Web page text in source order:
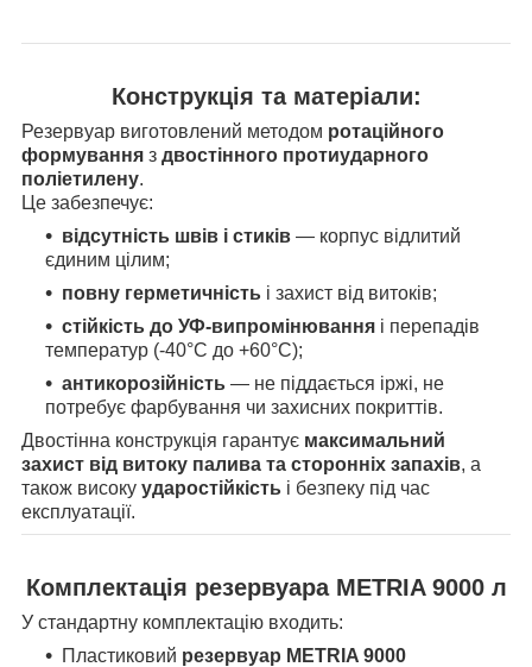
Конструкція та матеріали:
Резервуар виготовлений методом ротаційного
формування з двостінного протиударного
поліетилену.
Це забезпечує:
відсутність швів і стиків — корпус відлитий
єдиним цілим;
повну герметичність і захист від витоків;
стійкість до УФ-випромінювання і перепадів
температур (-40°C до +60°C);
антикорозійність — не піддається іржі, не
потребує фарбування чи захисних покриттів.
Двостінна конструкція гарантує максимальний
захист від витоку палива та сторонніх запахів, а
також високу ударостійкість і безпеку під час
експлуатації.
Комплектація резервуара METRIA 9000 л
У стандартну комплектацію входить:
Пластиковий резервуар METRIA 9000